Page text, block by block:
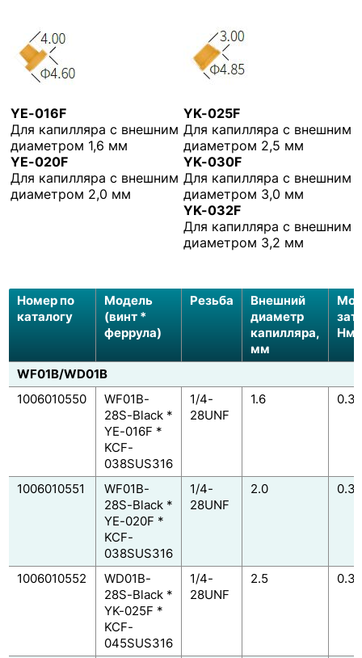
YE-016F
Для капилляра с внешним
диаметром 1,6 мм
YE-020F
Для капилляра с внешним
диаметром 2,0 мм
YK-025F
Для капилляра с внешним
диаметром 2,5 мм
YK-030F
Для капилляра с внешним
диаметром 3,0 мм
YK-032F
Для капилляра с внешним
диаметром 3,2 мм
Номер по
каталогу
Модель
(винт *
феррула)
Резьба
Внешний
диаметр
капилляра,
мм
Нм
WF01B/WD01B
1006010550
WF01B-
28S-Black *
YE-016F *
KCF-
038SUS316
1/4-
28UNF
1.6 0.3
1006010551
WF01B-
28S-Black *
YE-020F *
KCF-
038SUS316
1/4-
28UNF
2.0 0.3
1006010552
WD01B-
28S-Black *
YK-025F *
KCF-
045SUS316
1/4-
28UNF
2.5 0.3